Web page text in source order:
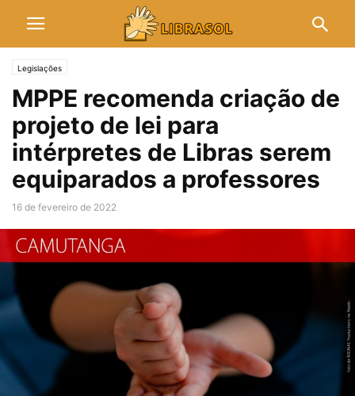
Legislações
MPPE recomenda criação de
projeto de lei para
intérpretes de Libras serem
equiparados a professores
16 de fevereiro de 2022